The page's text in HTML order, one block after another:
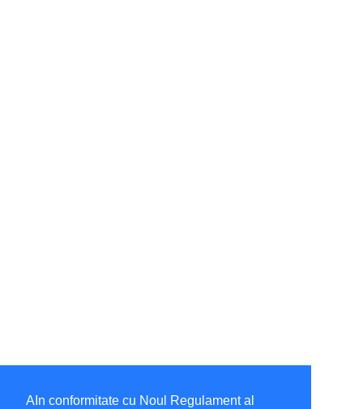
AIn conformitate cu Noul Regulament al